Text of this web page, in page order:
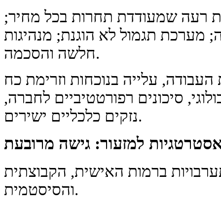
רעה שמעודדת תחרות בכל מחיר;
מערכת תגמול לא הוגנת; מנהיגות
חלשה והסכמה.
העבודה, עלייה בנוכחות וזרימת כח
סיכונים רפורטטיביים לחברה,
נזקים כלכליים ישירים.
למזעור: גישה מרובעת
ברמות האישית, הקבוצתית
והסיסטמית.